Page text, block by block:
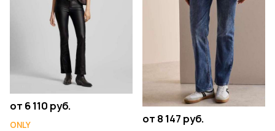
от 6 110 руб.
ONLY
от 8 147 руб.